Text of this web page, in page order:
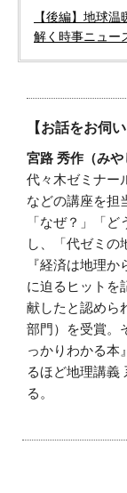
【後編】地球
解く時事ニュー
【お話をお伺
宮路 秀作（みや
代々木ゼミナー
などの講座を担
「なぜ？」「
し、「代ゼミの
『経済は地理
に迫るヒットを
献したと認めら
部門）を受賞。
っかりわかる本
るほど地理講義
る。